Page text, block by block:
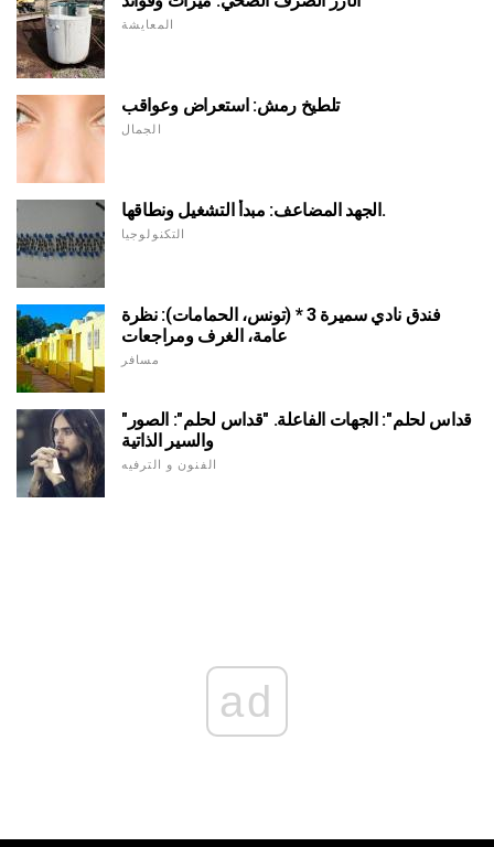
المعايشة
تلطيخ رمش: استعراض وعواقب
الجمال
الجهد المضاعف: مبدأ التشغيل ونطاقها.
التكنولوجيا
فندق نادي سميرة 3 * (تونس، الحمامات): نظرة
عامة، الغرف ومراجعات
مسافر
"قداس لحلم": الجهات الفاعلة. "قداس لحلم": الصور
والسير الذاتية
الفنون و الترفيه
ad